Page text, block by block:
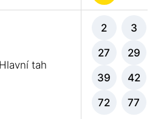
Hlavní tah
2 3
27 29
39 42
72 77